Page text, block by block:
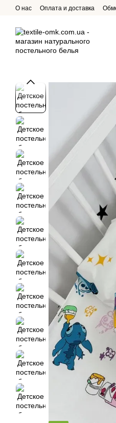
Перейти к основному контенту
О нас Оплата и доставка